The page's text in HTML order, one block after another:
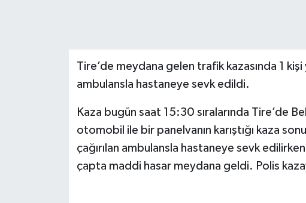
Tire’de meydana gelen trafik kazasında 1 kişi
ambulansla hastaneye sevk edildi.
Kaza bugün saat 15:30 sıralarında Tire’de
otomobil ile bir panelvanın karıştığı kaza
çağırılan ambulansla hastaneye sevk
çapta maddi hasar meydana geldi. Polis